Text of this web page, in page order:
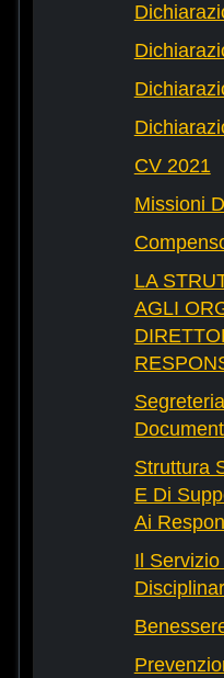
CV 2021
Missioni
LA
AGLI
Struttura
E Di
Ai
Il